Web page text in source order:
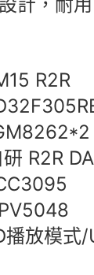
R2R
R2R
播放模式